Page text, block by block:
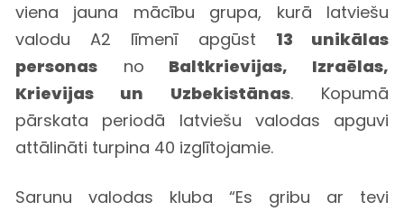
viena jauna mācību grupa, kurā latviešu
valodu A2 līmenī apgūst 13 unikālas
personas no Baltkrievijas, Izraēlas,
Krievijas un Uzbekistānas. Kopumā
pārskata periodā latviešu valodas apguvi
attālināti turpina 40 izglītojamie.
Sarunu valodas kluba “Es gribu ar tevi